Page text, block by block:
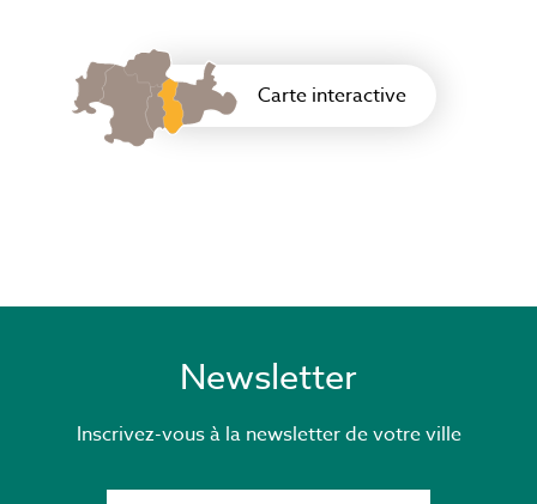
Carte interactive
Newsletter
Inscrivez-vous à la newsletter de votre ville